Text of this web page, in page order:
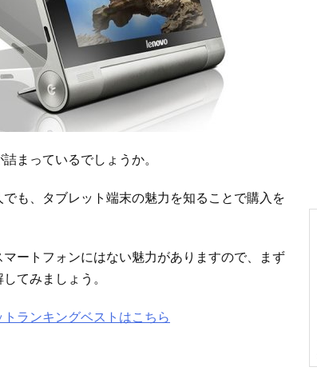
まっているでしょうか。
も、タブレット端末の魅力を知ることで購入を
ートフォンにはない魅力がありますので、まず
てみましょう。
ランキングベストはこちら